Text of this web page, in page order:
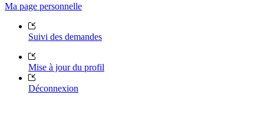
Ma page personnelle
Suivi des demandes
Mise à jour du profil
Déconnexion